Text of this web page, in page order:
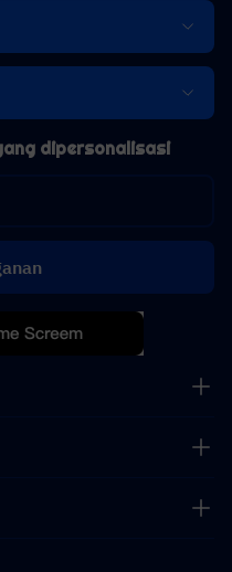
dipersonalisasi